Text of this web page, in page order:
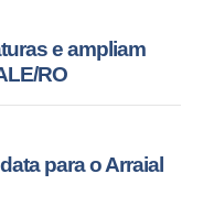
e ampliam
RO
para o Arraial